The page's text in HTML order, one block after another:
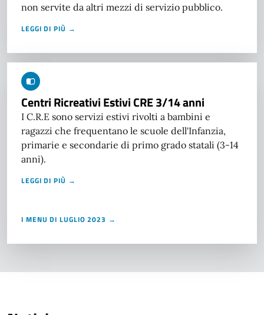
non servite da altri mezzi di servizio pubblico.
LEGGI DI PIÙ →
Centri Ricreativi Estivi CRE 3/14 anni
I C.R.E sono servizi estivi rivolti a bambini e
ragazzi che frequentano le scuole dell'Infanzia,
primarie e secondarie di primo grado statali (3-14
anni).
LEGGI DI PIÙ →
I MENU DI LUGLIO 2023 →